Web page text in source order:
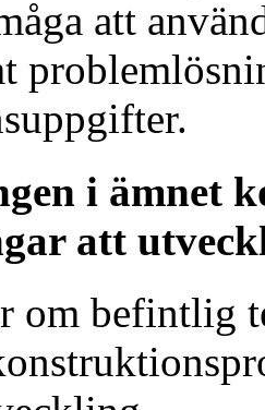
att
i ämnet
att
om befintlig